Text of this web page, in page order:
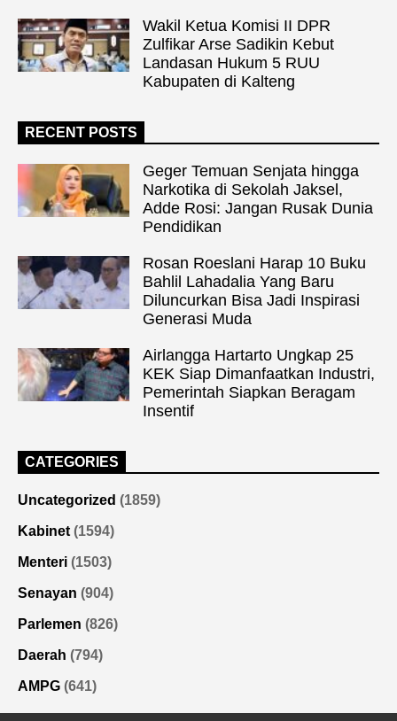
Wakil Ketua Komisi II DPR
Zulfikar Arse Sadikin Kebut
Landasan Hukum 5 RUU
Kabupaten di Kalteng
RECENT POSTS
Geger Temuan Senjata hingga
Narkotika di Sekolah Jaksel,
Adde Rosi: Jangan Rusak Dunia
Pendidikan
Rosan Roeslani Harap 10 Buku
Bahlil Lahadalia Yang Baru
Diluncurkan Bisa Jadi Inspirasi
Generasi Muda
Airlangga Hartarto Ungkap 25
KEK Siap Dimanfaatkan Industri,
Pemerintah Siapkan Beragam
Insentif
CATEGORIES
Uncategorized (1859)
Kabinet (1594)
Menteri (1503)
Senayan (904)
Parlemen (826)
Daerah (794)
AMPG (641)